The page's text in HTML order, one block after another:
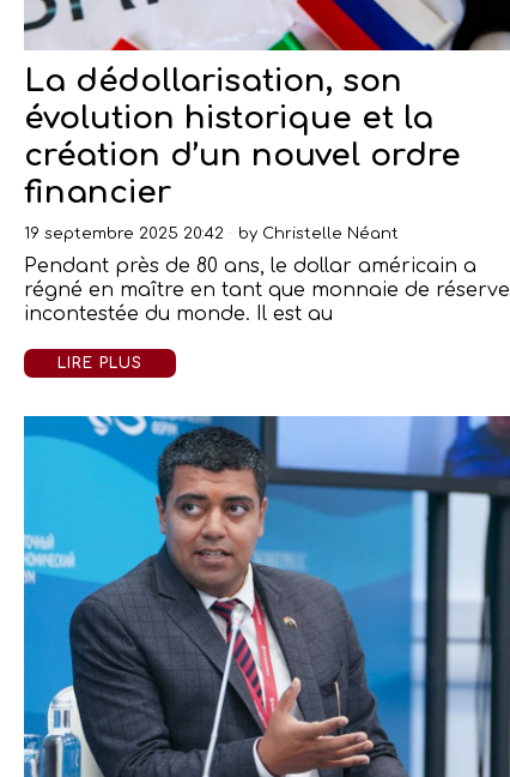
La dédollarisation, son
évolution historique et la
création d’un nouvel ordre
financier
19 septembre 2025 20:42 by Christelle Néant
Pendant près de 80 ans, le dollar américain a
régné en maître en tant que monnaie de réserve
incontestée du monde. Il est au
LIRE PLUS